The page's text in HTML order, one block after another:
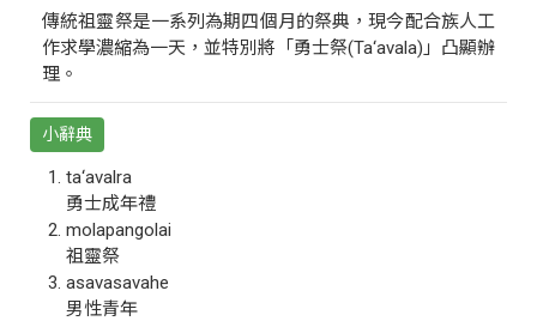
傳統祖靈祭是一系列為期四個月的祭典，現今配合族人工
作求學濃縮為一天，並特別將「勇士祭(Ta‘avala)」凸顯辦
理。
小辭典
ta‘avalra
勇士成年禮
molapangolai
祖靈祭
asavasavahe
男性青年